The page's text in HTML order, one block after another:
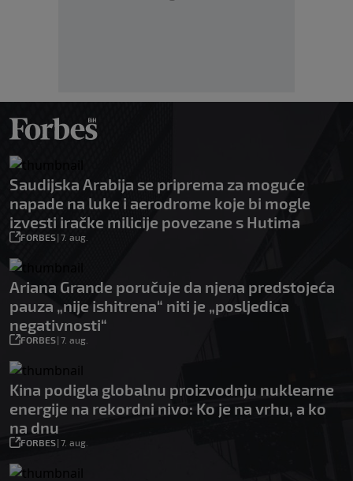
Saudijska Arabija se priprema za moguće
napade na luke i aerodrome koje bi mogle
izvesti iračke milicije povezane s Hutima
FORBES| 7. aug.
Ariana Grande poručuje da njena predstojeća
pauza „nije ishitrena“ niti je „posljedica
negativnosti“
FORBES| 7. aug.
Kina podigla globalnu proizvodnju nuklearne
energije na rekordni nivo: Ko je na vrhu, a ko
na dnu
FORBES| 7. aug.